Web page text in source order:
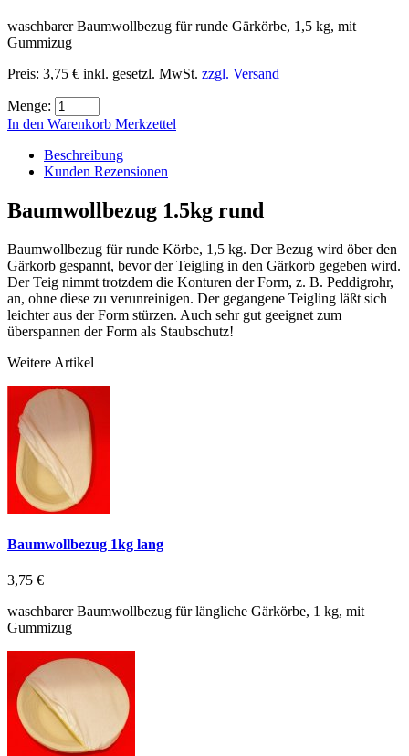
waschbarer Baumwollbezug für runde Gärkörbe, 1,5 kg, mit
Gummizug
Preis: 3,75 € inkl. gesetzl. MwSt. zzgl. Versand
Menge:
In den Warenkorb Merkzettel
Beschreibung
Kunden Rezensionen
Baumwollbezug 1.5kg rund
Baumwollbezug für runde Körbe, 1,5 kg. Der Bezug wird öber den
Gärkorb gespannt, bevor der Teigling in den Gärkorb gegeben wird.
Der Teig nimmt trotzdem die Konturen der Form, z. B. Peddigrohr,
an, ohne diese zu verunreinigen. Der gegangene Teigling läßt sich
leichter aus der Form stürzen. Auch sehr gut geeignet zum
überspannen der Form als Staubschutz!
Weitere Artikel
Baumwollbezug 1kg lang
3,75 €
waschbarer Baumwollbezug für längliche Gärkörbe, 1 kg, mit
Gummizug